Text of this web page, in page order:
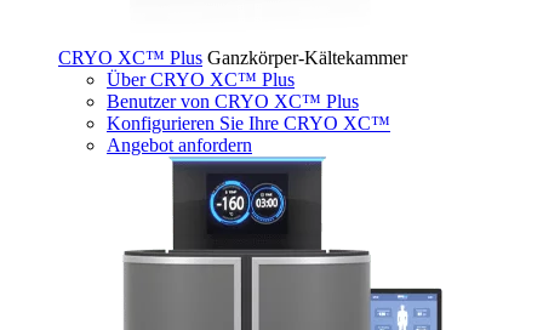
CRYO XC™ Plus Ganzkörper-Kältekammer
Über CRYO XC™ Plus
Benutzer von CRYO XC™ Plus
Konfigurieren Sie Ihre CRYO XC™
Angebot anfordern